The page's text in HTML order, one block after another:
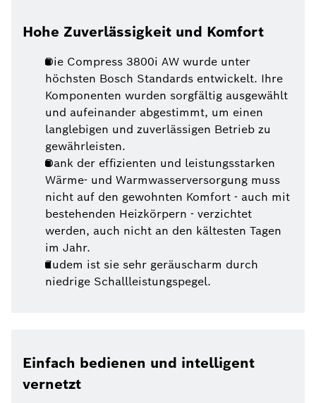
Hohe Zuverlässigkeit und Komfort
Die Compress 3800i AW wurde unter
höchsten Bosch Standards entwickelt. Ihre
Komponenten wurden sorgfältig ausgewählt
und aufeinander abgestimmt, um einen
langlebigen und zuverlässigen Betrieb zu
gewährleisten.
Dank der effizienten und leistungsstarken
Wärme- und Warmwasserversorgung muss
nicht auf den gewohnten Komfort - auch mit
bestehenden Heizkörpern - verzichtet
werden, auch nicht an den kältesten Tagen
im Jahr.
Zudem ist sie sehr geräuscharm durch
niedrige Schallleistungspegel.
Einfach bedienen und intelligent
vernetzt